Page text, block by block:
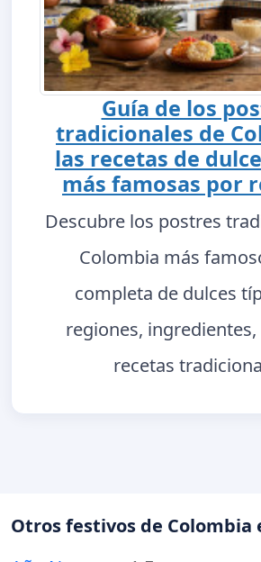
Guía de los
tradicionales de
las recetas de
más famosas por
Descubre los postres
Colombia más
completa de dulces
regiones,
recetas
Otros festivos de Colombia